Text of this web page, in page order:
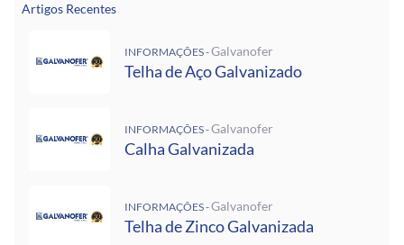
Artigos Recentes
INFORMAÇÕES -Galvanofer
Telha de Aço Galvanizado
INFORMAÇÕES -Galvanofer
Calha Galvanizada
INFORMAÇÕES -Galvanofer
Telha de Zinco Galvanizada